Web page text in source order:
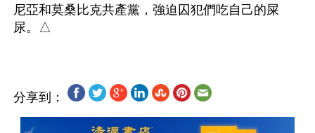
尼亞和莫桑比克共產黨，強迫囚犯們吃自己的屎
分享到：